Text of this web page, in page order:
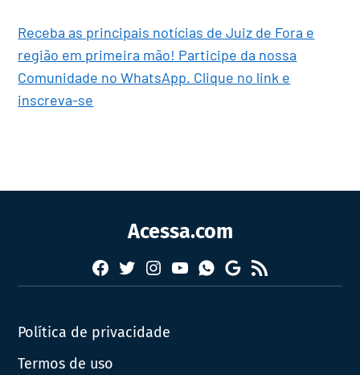
Receba as principais notícias de Juiz de Fora e
região em primeira mão! Participe da nossa
Comunidade no WhatsApp. Clique no link e
inscreva-se
Acessa.com
Facebook
TwitterInstagram
YouTubeWhatsapp
Google
News
RSS
Política de privacidade
Termos de uso